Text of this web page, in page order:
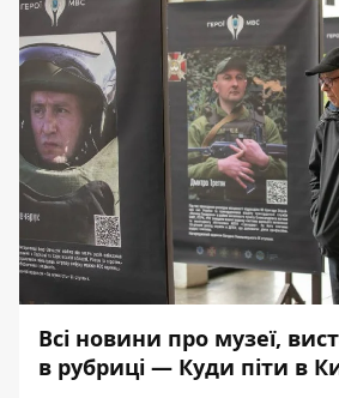
Всі новини про музеї,
в рубриці — Куди піти в